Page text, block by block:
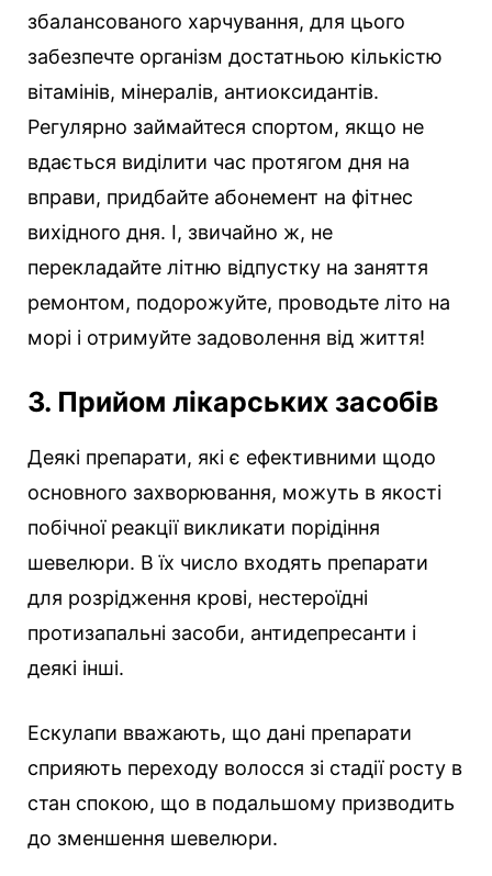
збалансованого харчування, для цього
забезпечте організм достатньою кількістю
вітамінів, мінералів, антиоксидантів.
Регулярно займайтеся спортом, якщо не
вдається виділити час протягом дня на
вправи, придбайте абонемент на фітнес
вихідного дня. І, звичайно ж, не
перекладайте літню відпустку на заняття
ремонтом, подорожуйте, проводьте літо на
морі і отримуйте задоволення від життя!
3. Прийом лікарських засобів
Деякі препарати, які є ефективними щодо
основного захворювання, можуть в якості
побічної реакції викликати порідіння
шевелюри. В їх число входять препарати
для розрідження крові, нестероїдні
протизапальні засоби, антидепресанти і
деякі інші.
Ескулапи вважають, що дані препарати
сприяють переходу волосся зі стадії росту в
стан спокою, що в подальшому призводить
до зменшення шевелюри.